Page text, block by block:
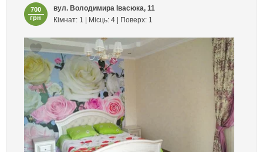
700
грн
вул. Володимира Івасюка, 11
Кімнат: 1 | Місць: 4 | Поверх: 1